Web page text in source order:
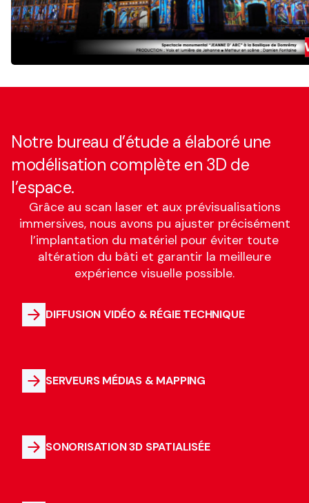
Notre bureau d’étude a élaboré une
modélisation complète en 3D de
l’espace.
Grâce au scan laser et aux prévisualisations
immersives, nous avons pu ajuster précisément
l’implantation du matériel pour éviter toute
altération du bâti et garantir la meilleure
expérience visuelle possible.
DIFFUSION VIDÉO & RÉGIE TECHNIQUE
SERVEURS MÉDIAS & MAPPING
SONORISATION 3D SPATIALISÉE